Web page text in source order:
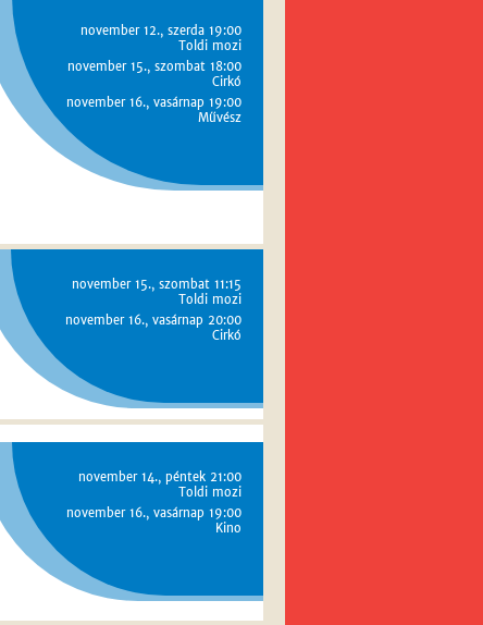
november 12., szerda 19:00
Toldi mozi
november 15., szombat 18:00
Cirkó
november 16., vasárnap 19:00
Művész
november 15., szombat 11:15
Toldi mozi
november 16., vasárnap 20:00
Cirkó
november 14., péntek 21:00
Toldi mozi
november 16., vasárnap 19:00
Kino